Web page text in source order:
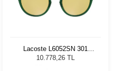
Lacoste L6052SN 301
Trans Green Unisex Güneş
10.778,26 TL